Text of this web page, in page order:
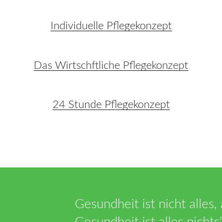
Individuelle Pflegekonzept
Das Wirtschftliche Pflegekonzept
24 Stunde Pflegekonzept
Gesundheit ist nicht alles,